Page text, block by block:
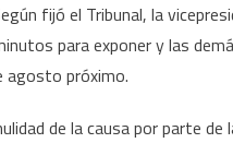
fijó el Tribunal, la
para exponer y las
agosto próximo.
de la causa por parte de